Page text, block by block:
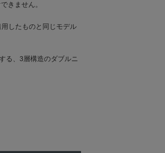
きません。
したものと同じモデル
る、3層構造のダブルニ